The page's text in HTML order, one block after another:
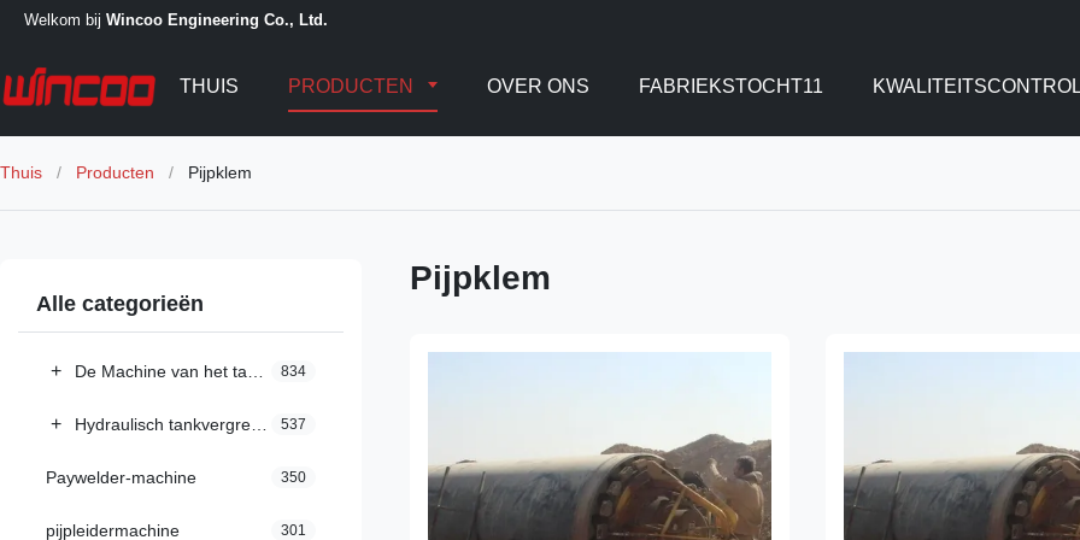
Welkom bij Wincoo Engineering Co., Ltd.
THUIS PRODUCTEN OVER ONS FABRIEKSTOCHT11
Thuis / Producten / Pijpklem
Alle categorieën
+ 834
+ 537
Paywelder-machine 350
pijpleidermachine 301
Pijpklem